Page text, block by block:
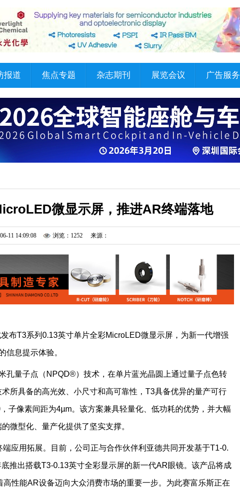
报道 焦点专题 杂志期刊 展览会议 广告服务
微显示屏，推进AR终端落地
11 14:09:08 浏览：1252 来源：
布T3系列0.13英寸单片全彩MicroLED微显示屏，为新一代增强
信息提示体验。
孔量子点（NPQD®）技术，在单片蓝光晶圆上通过量子点色转
所具备的高光效、小尺寸和高可靠性，T3具备优异的量产可行
子像素间距为4µm。该方案兼具轻量化、低功耗的优势，并大幅
微型化、量产化提供了坚实支撑。
应用拓展。目前，公司正与合作伙伴利亚德共同开发基于T1-0.
推出搭载T3-0.13英寸全彩显示屏的新一代AR眼镜。该产品将成
性能AR设备迈向大众消费市场的重要一步。为此赛富乐斯正在